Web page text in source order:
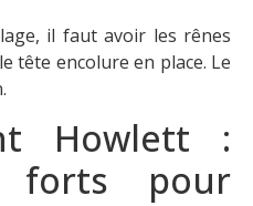
il faut avoir les rênes
tête encolure en place. Le
Howlett :
forts pour